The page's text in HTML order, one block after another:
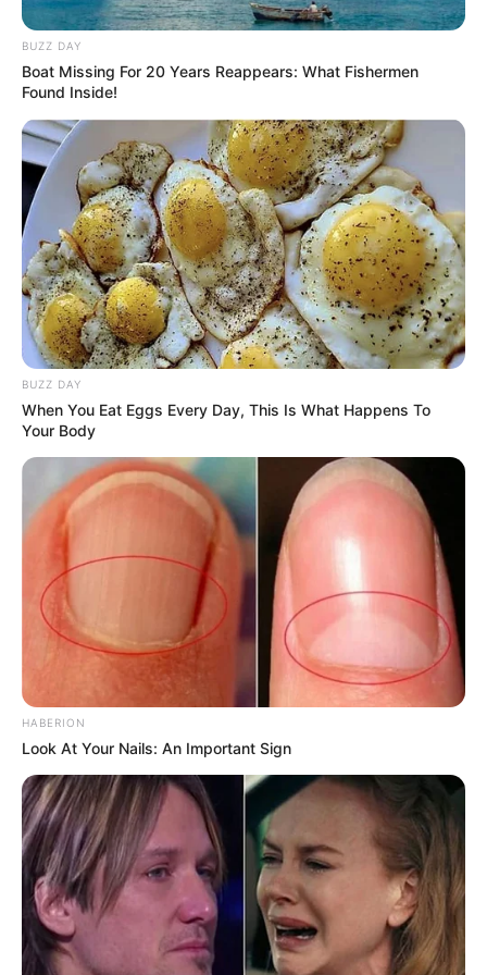
BUZZ DAY
Boat Missing For 20 Years Reappears: What Fishermen
Found Inside!
BUZZ DAY
When You Eat Eggs Every Day, This Is What Happens To
Your Body
HABERION
Look At Your Nails: An Important Sign